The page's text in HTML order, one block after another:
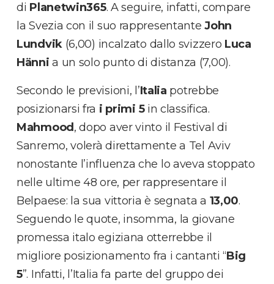
di Planetwin365. A seguire, infatti, compare
la Svezia con il suo rappresentanteJohn
Lundvik(6,00) incalzato dallo svizzero Luca
Hänni a un solo punto di distanza (7,00).
Secondo le previsioni, l’Italia potrebbe
posizionarsi fra i primi 5in classifica.
Mahmood , dopo aver vinto il Festival di
Sanremo, volerà direttamente a Tel Aviv
nonostante l’influenza che lo aveva stoppato
nelle ultime 48 ore, per rappresentare il
Belpaese: la sua vittoria è segnata a 13,00.
Seguendo le quote, insomma, la giovane
promessa italo egiziana otterrebbe il
migliore posizionamento fra i cantanti “Big
5”. Infatti, l’Italia fa parte del gruppo dei